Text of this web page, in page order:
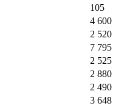
105
4 600
2 520
7 795
2 525
2 880
2 490
3 648